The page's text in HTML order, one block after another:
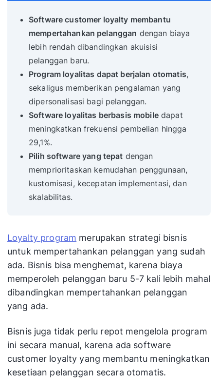
Software customer loyalty membantu
mempertahankan pelanggan dengan biaya
lebih rendah dibandingkan akuisisi
pelanggan baru.
Program loyalitas dapat berjalan otomatis,
sekaligus memberikan pengalaman yang
dipersonalisasi bagi pelanggan.
Software loyalitas berbasis mobiledapat
meningkatkan frekuensi pembelian hingga
29,1%.
Pilih software yang tepat dengan
memprioritaskan kemudahan penggunaan,
kustomisasi, kecepatan implementasi, dan
skalabilitas.
Loyalty program merupakan strategi bisnis
untuk mempertahankan pelanggan yang sudah
ada. Bisnis bisa menghemat, karena biaya
memperoleh pelanggan baru 5-7 kali lebih mahal
dibandingkan mempertahankan pelanggan
yang ada.
Bisnis juga tidak perlu repot mengelola program
ini secara manual, karena ada software
customer loyalty yang membantu meningkatkan
kesetiaan pelanggan secara otomatis.